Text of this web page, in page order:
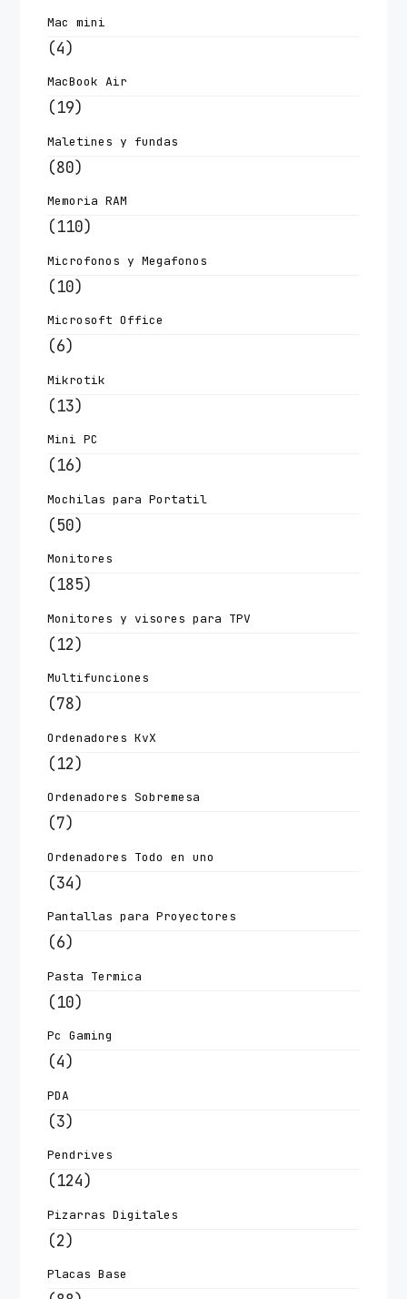
Mac mini
(4)
MacBook Air
(19)
Maletines y fundas
(80)
Memoria RAM
(110)
Microfonos y Megafonos
(10)
Microsoft Office
(6)
Mikrotik
(13)
Mini PC
(16)
Mochilas para Portatil
(50)
Monitores
(185)
Monitores y visores para TPV
(12)
Multifunciones
(78)
Ordenadores KvX
(12)
Ordenadores Sobremesa
(7)
Ordenadores Todo en uno
(34)
Pantallas para Proyectores
(6)
Pasta Termica
(10)
Pc Gaming
(4)
PDA
(3)
Pendrives
(124)
Pizarras Digitales
(2)
Placas Base